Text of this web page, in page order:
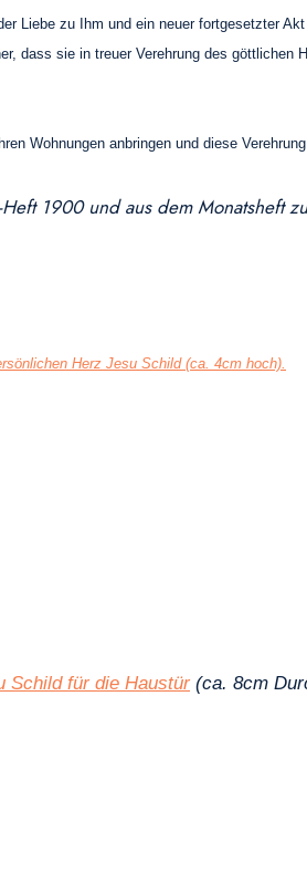
Liebe zu Ihm und ein neuer fortgesetzter
dass sie in treuer Verehrung des göttlichen
Wohnungen anbringen und diese
1900 und aus dem Monatsheft
Herz Jesu Schild (ca. 4cm hoch).
Schild für die Haustür (ca. 8cm